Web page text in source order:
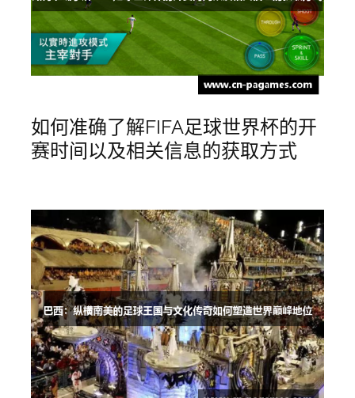
如何准确了解FIFA足球世界杯的开
赛时间以及相关信息的获取方式